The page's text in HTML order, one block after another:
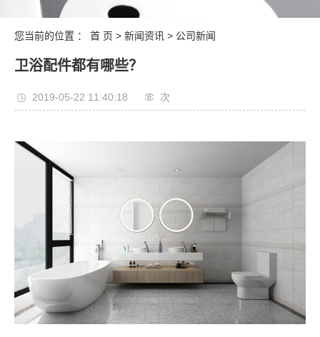
您当前的位置 ： 首 页 > 新闻资讯 > 公司新闻
卫浴配件都有哪些？
2019-05-22 11:40:18 次